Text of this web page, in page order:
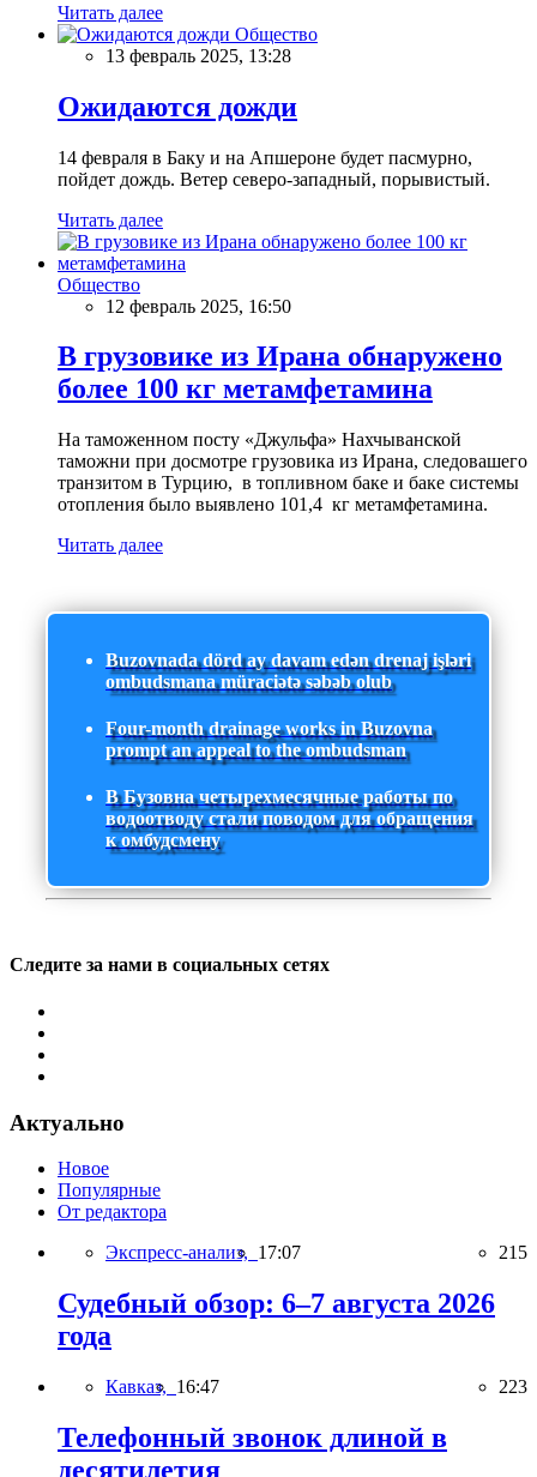
Читать далее
Общество
13 февраль 2025, 13:28
Ожидаются дожди
14 февраля в Баку и на Апшероне будет пасмурно,
пойдет дождь. Ветер северо-западный, порывистый.
Читать далее
Общество
12 февраль 2025, 16:50
В грузовике из Ирана обнаружено
более 100 кг метамфетамина
На таможенном посту «Джульфа» Нахчыванской
таможни при досмотре грузовика из Ирана, следовашего
транзитом в Турцию, в топливном баке и баке системы
отопления было выявлено 101,4 кг метамфетамина.
Читать далее
Buzovnada dörd ay davam edən drenaj işləri
ombudsmana müraciətə səbəb olub
Four-month drainage works in Buzovna
prompt an appeal to the ombudsman
В Бузовна четырехмесячные работы по
водоотводу стали поводом для обращения
к омбудсмену
Следите за нами в социальных сетях
Актуально
Новое
Популярные
От редактора
Экспресс-анализ, 17:07 215
Судебный обзор: 6–7 августа 2026
года
Кавказ, 16:47 223
Телефонный звонок длиной в
десятилетия